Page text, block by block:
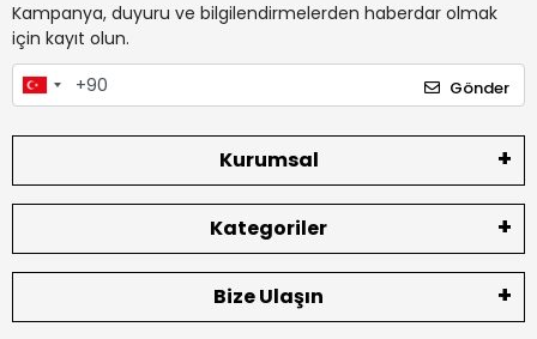
Kampanya, duyuru ve bilgilendirmelerden haberdar olmak
için kayıt olun.
Gönder
Kurumsal
Kategoriler
Bize Ulaşın